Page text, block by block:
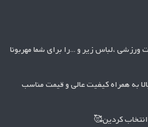
ورزشی ،لباس زیر و ...را برای شما مهربونا
به همراه کیفیت عالی و قیمت مناسب
کردین🥰